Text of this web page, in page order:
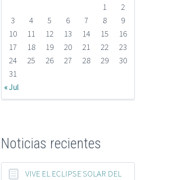
1
2
3
4 5 6 7 8
9
10
11 12 13 14 15
16
17
18 19 20 21 22
23
24
25 26 27 28 29
30
31
« Jul
Noticias recientes
VIVE EL ECLIPSE SOLAR DEL